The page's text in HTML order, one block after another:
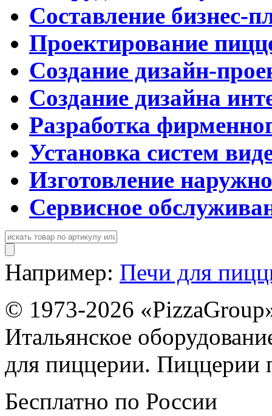
Составление бизнес-
Проектирование
Создание дизайн-
Создание дизайна
Разработка
Установка систем
Изготовление
Сервисное
Например: Печи для
© 1973-2026
Итальянское
для пиццерии. Пиццерии
Бесплатно по России